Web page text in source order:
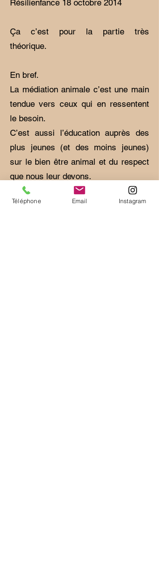
Résilienfance 18 octobre 2014
Ça c’est pour la partie très
théorique.
En bref.
La médiation animale c’est une main
tendue vers ceux qui en ressentent
le besoin.
C’est aussi l’éducation auprès des
plus jeunes (et des moins jeunes)
sur le bien être animal et du respect
que nous leur devons.
La médiation animale c’est le fait de
Téléphone Email Instagram